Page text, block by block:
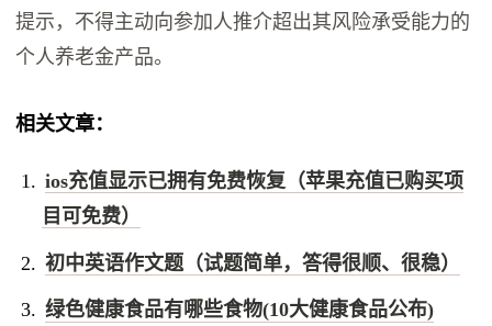
提示，不得主动向参加人推介超出其风险承受能力的
个人养老金产品。
相关文章：
ios充值显示已拥有免费恢复（苹果充值已购买项
目可免费）
初中英语作文题（试题简单，答得很顺、很稳）
绿色健康食品有哪些食物(10大健康食品公布)